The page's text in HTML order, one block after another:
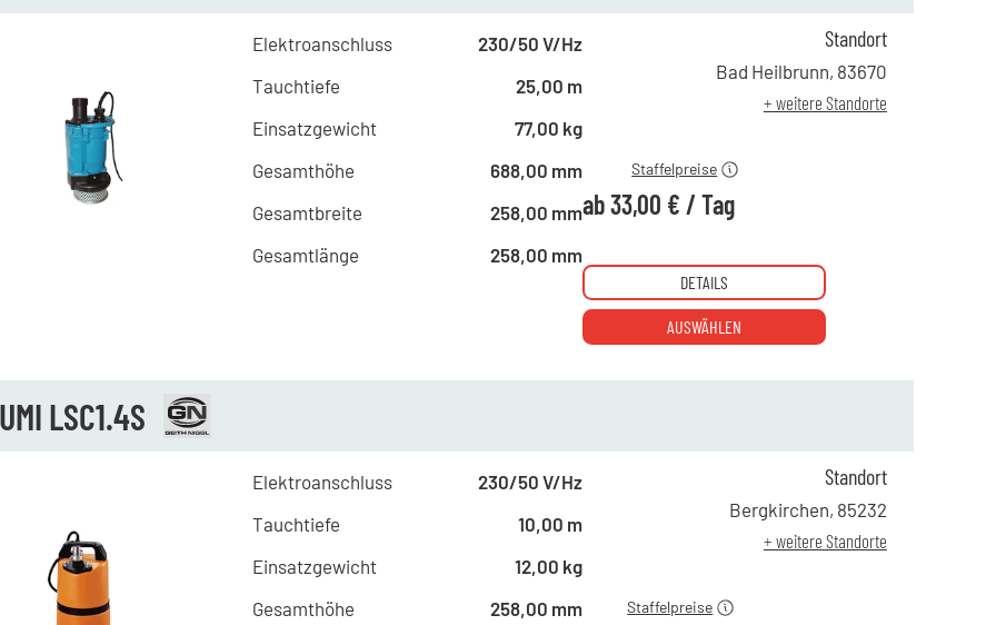
Elektroanschluss
230/50 V/Hz
Tauchtiefe
25,00 m
Einsatzgewicht
77,00 kg
Gesamthöhe
688,00 mm
Gesamtbreite
258,00 mm
Gesamtlänge
258,00 mm
49,00 €
ab 4 Tagen
ab 10 Tagen
Staffelpreise
ab33,00 € /Tag
Standort
Bad Heilbrunn, 83670
+ weitere Standorte
DETAILS
AUSWÄHLEN
LSC1.4S
Elektroanschluss
230/50 V/Hz
Tauchtiefe
10,00 m
Einsatzgewicht
12,00 kg
Gesamthöhe
258,00 mm
ab 4 Tagen
ab 10 Tagen
Staffelpreise
Standort
Bergkirchen, 85232
+ weitere Standorte